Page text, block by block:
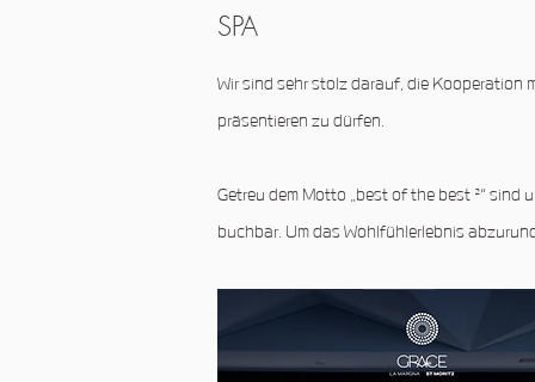
SPA
Wir sind sehr stolz darauf, die Kooperation
präsentieren zu dürfen.
Getreu dem Motto „best of the best ²“
buchbar. Um das Wohlfühlerlebnis